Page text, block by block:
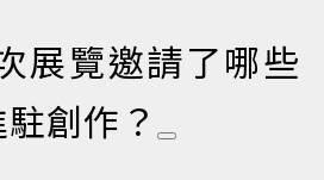
展覽邀請了哪些
創作？